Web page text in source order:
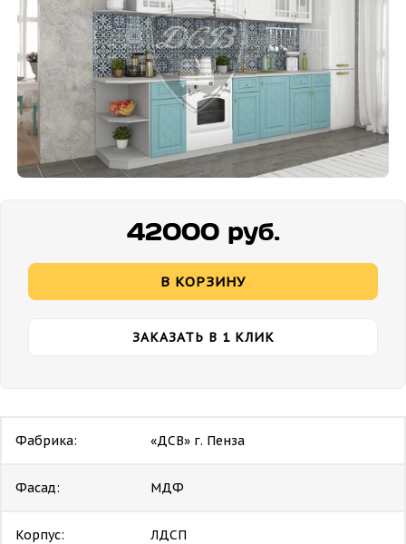
42000 руб.
В КОРЗИНУ
ЗАКАЗАТЬ В 1 КЛИК
Фабрика: «ДСВ» г. Пенза
Фасад: МДФ
Корпус: ЛДСП